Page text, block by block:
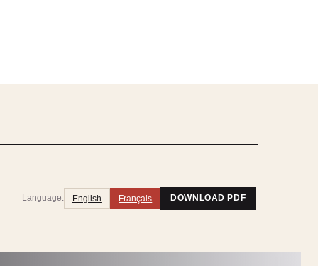
Language: English Français DOWNLOAD PDF